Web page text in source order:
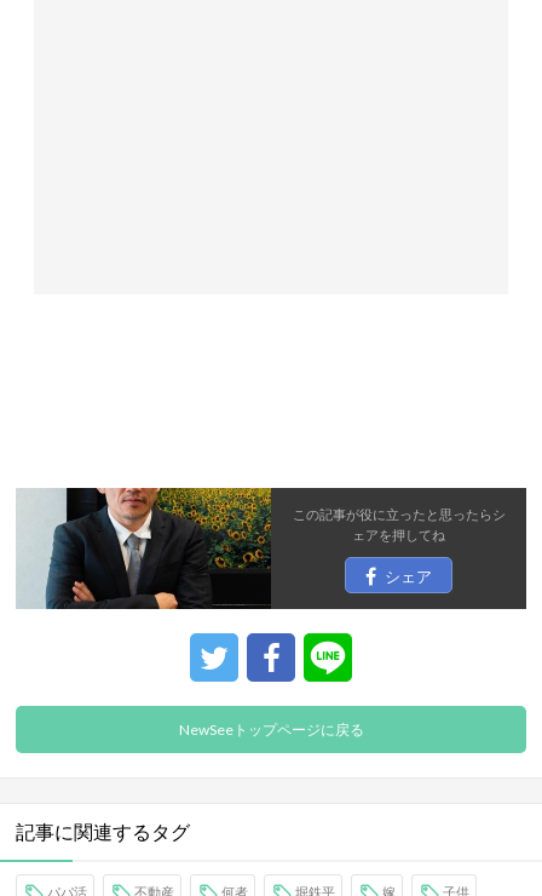
この記事が役に立ったと思ったらシ
ェアを押してね
シェア
NewSeeトップページに戻る
記事に関連するタグ
パパ活 不動産 何者 堀鉄平 嫁 子供